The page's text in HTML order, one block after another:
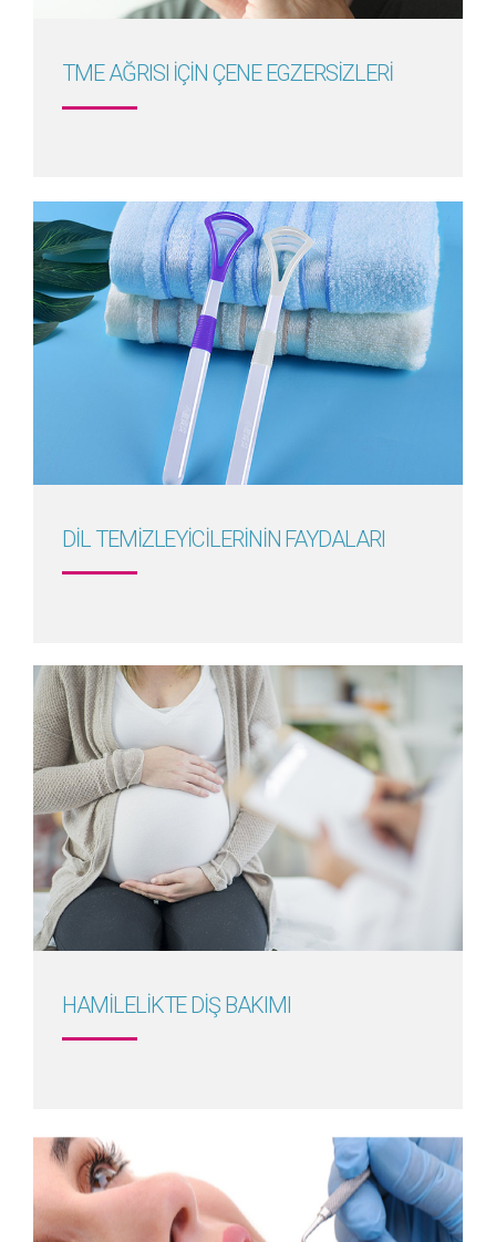
TME AĞRISI İÇİN ÇENE EGZERSİZLERİ
DİL TEMİZLEYİCİLERİNİN FAYDALARI
Detayını Gör
HAMİLELİKTE DİŞ BAKIMI